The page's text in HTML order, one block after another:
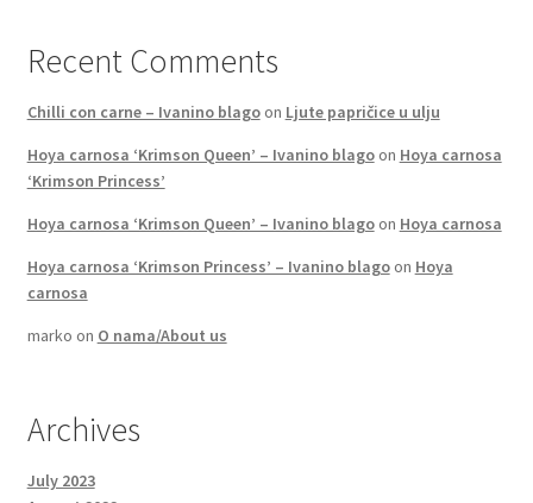
Recent Comments
Chilli con carne – Ivanino blagoon Ljute papričice u ulju
Hoya carnosa ‘Krimson Queen’ – Ivanino blagoon Hoya carnosa
‘Krimson Princess’
Hoya carnosa ‘Krimson Queen’ – Ivanino blagoon Hoya carnosa
Hoya carnosa ‘Krimson Princess’ – Ivanino blagoon Hoya
carnosa
marko on O nama/About us
Archives
July 2023